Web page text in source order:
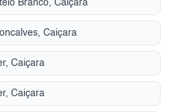
Branco, Caiçara
Caiçara
Caiçara
Caiçara